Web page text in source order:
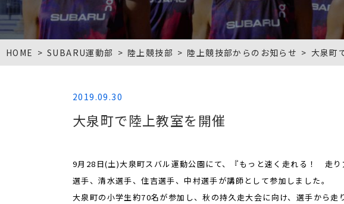
HOME SUBARU運動部 陸上競技部 陸上競技部からのお知らせ 大泉町
2019.09.30
大泉町で陸上教室を開催
9月28日(土)大泉町スバル運動公園にて、『もっと速く走れる！ 走
選手、清水選手、住吉選手、中村選手が講師として参加しました。
大泉町の小学生約70名が参加し、秋の持久走大会に向け、選手から